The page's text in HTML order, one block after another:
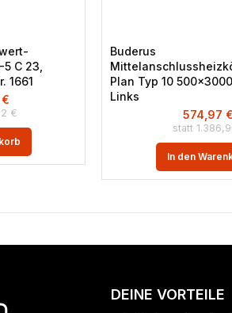
C 23,
1661
€
€
Buderus
Plan Typ 10 500×3000
Links
574,97 €
In den
DEINE VORTEILE